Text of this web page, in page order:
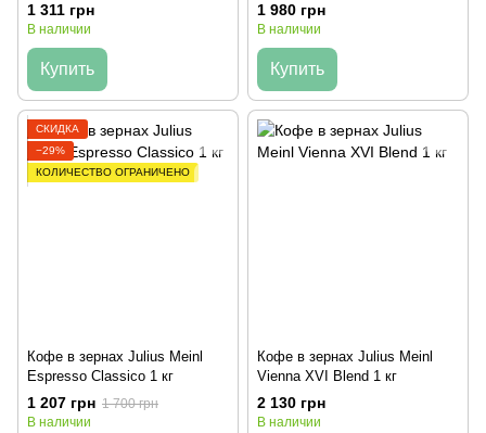
1 311 грн
В наличии
Купить
1 980 грн
В наличии
Купить
СКИДКА
−29%
КОЛИЧЕСТВО ОГРАНИЧЕНО
Кофе в зернах Julius Meinl
Espresso Classico 1 кг
1 207 грн 1 700 грн
В наличии
Кофе в зернах Julius Meinl
Vienna XVI Blend 1 кг
2 130 грн
В наличии